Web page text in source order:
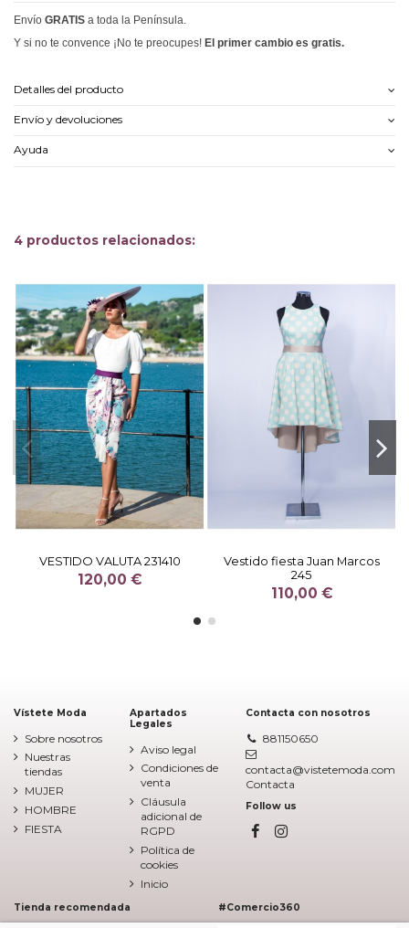
Envío GRATIS a toda la Península.
Y si no te convence ¡No te preocupes! El primer cambio es gratis.
Detalles del producto
Envío y devoluciones
Ayuda
4 productos relacionados:
VESTIDO VALUTA 231410
120,00 €
Vestido fiesta Juan Marcos
245
110,00 €
Vístete Moda
Sobre nosotros
Nuestras
tiendas
MUJER
HOMBRE
FIESTA
Apartados
Legales
Aviso legal
Condiciones de
venta
Cláusula
adicional de
RGPD
Política de
cookies
Inicio
Contacta con nosotros
881150650
contacta@vistetemoda.com
Contacta
Follow us
Tienda recomendada #Comercio360